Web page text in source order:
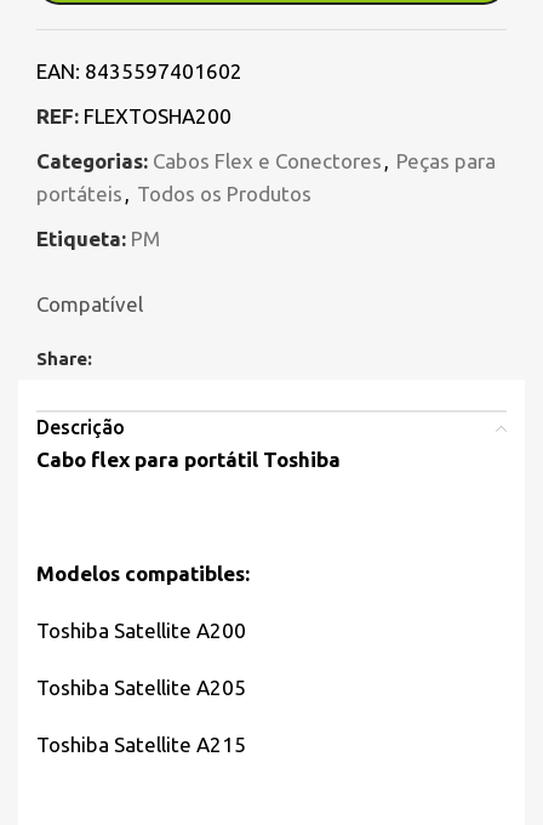
EAN: 8435597401602
REF: FLEXTOSHA200
Categorias: Cabos Flex e Conectores , Peças para
portáteis , Todos os Produtos
Etiqueta: PM
Compatível
Share:
Descrição
Cabo flex para portátil Toshiba
Modelos compatibles:
Toshiba Satellite A200
Toshiba Satellite A205
Toshiba Satellite A215